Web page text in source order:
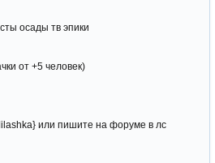
осады тв эпики
от +5 человек)
или пишите на форуме в лс